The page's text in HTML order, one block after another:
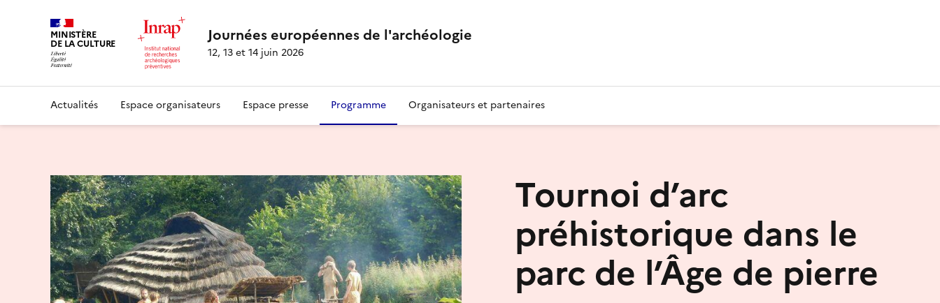
MINISTÈRE
DE LA CULTURE Journées européennes de l'archéologie
12, 13 et 14 juin 2026
Actualités Espace organisateurs Espace presse Programme Organisateurs et partenaires
Tournoi d’arc
préhistorique dans le
parc de l’Âge de pierre